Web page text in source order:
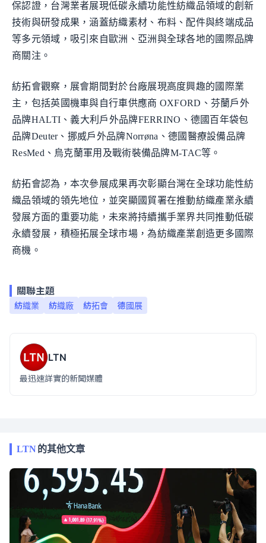
保認證，台灣業者展現低碳永續功能性紡織品領域的創新
技術與研發成果，涵蓋紡織素材、布料、配件與終端成品
等多元領域，吸引來自歐洲、亞洲與全球各地的國際品牌
商關注。
紡拓會觀察，展會期間對於台廠展現高度興趣的國際業
主，包括英國機車與自行車供應商 OXFORD、芬蘭戶外
品牌HALTI、義大利戶外品牌FERRINO、德國百年袋包
品牌Deuter、挪威戶外品牌Norrøna、德國醫療設備品牌
ResMed、烏克蘭軍用及戰術裝備品牌M-TAC等。
紡拓會認為，本次參展成果再次彰顯台灣在全球功能性紡
織品領域的領先地位，並突顯國貿署在推動紡織產業永續
發展方面的重要功能，未來將持續攜手業界共同推動低碳
永續發展，積極拓展全球市場，為紡織產業創造更多國際
商機。
關聯主題
紡織業 紡織廠 紡拓會 德國展
LTN
最迅速詳實的新聞媒體
LTN的其他文章